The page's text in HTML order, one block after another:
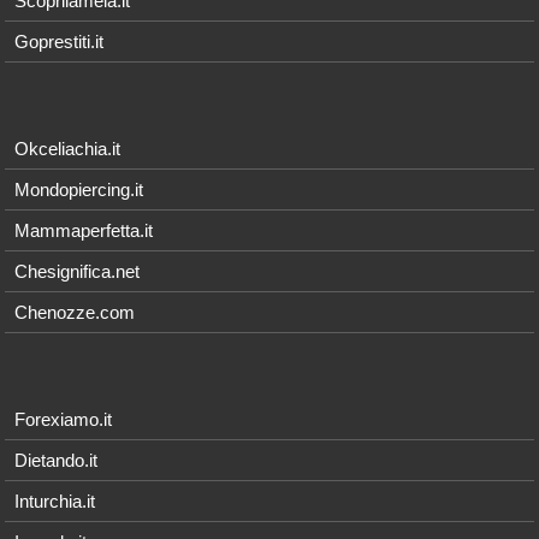
Goprestiti.it
Okceliachia.it
Mondopiercing.it
Mammaperfetta.it
Chesignifica.net
Chenozze.com
Forexiamo.it
Dietando.it
Inturchia.it